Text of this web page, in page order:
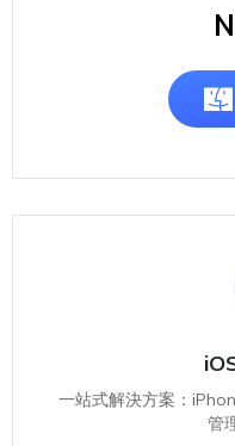
一站式解決方案：
管